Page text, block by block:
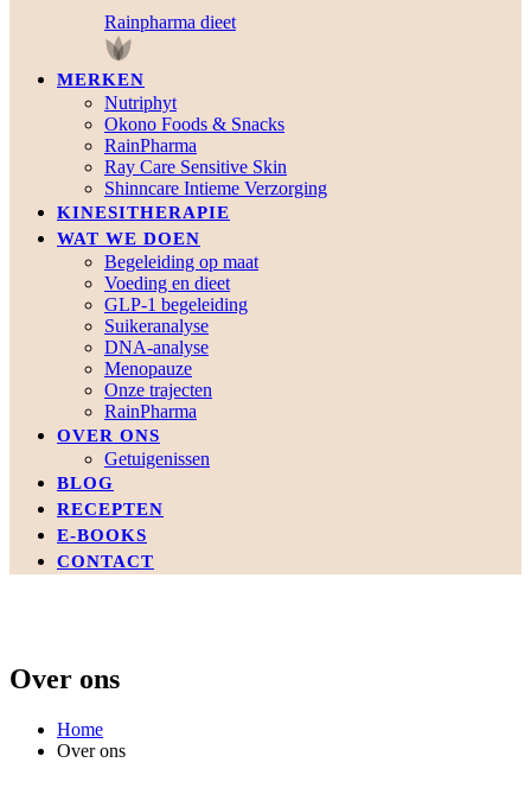
Rainpharma dieet
MERKEN
Nutriphyt
Okono Foods & Snacks
RainPharma
Ray Care Sensitive Skin
Shinncare Intieme Verzorging
KINESITHERAPIE
WAT WE DOEN
Begeleiding op maat
Voeding en dieet
GLP-1 begeleiding
Suikeranalyse
DNA-analyse
Menopauze
Onze trajecten
RainPharma
OVER ONS
Getuigenissen
BLOG
RECEPTEN
E-BOOKS
CONTACT
Over ons
Home
Over ons